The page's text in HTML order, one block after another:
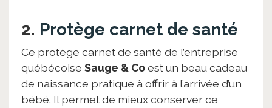
2. Protège carnet de santé
Ce protège carnet de santé de l’entreprise
québécoise Sauge & Coest un beau cadeau
de naissance pratique à offrir à l’arrivée d’un
bébé. Il permet de mieux conserver ce